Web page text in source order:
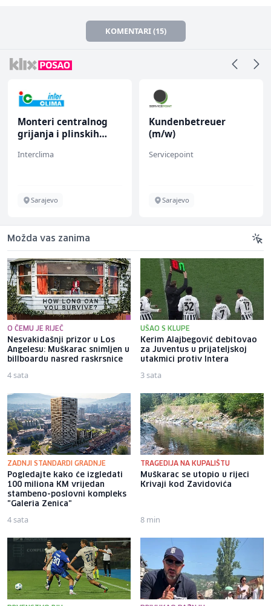
KOMENTARI (15)
Monteri centralnog
grijanja i plinskih
Interclima
Sarajevo
Kundenbetreuer
(m/w)
Servicepoint
Sarajevo
Možda vas zanima
O ČEMU JE RIJEČ
Nesvakidašnji prizor u Los
Angelesu: Muškarac snimljen u
billboardu nasred raskrsnice
4 sata
UŠAO S KLUPE
Kerim Alajbegović debitovao
za Juventus u prijateljskoj
utakmici protiv Intera
3 sata
ZADNJI STANDARDI GRADNJE
Pogledajte kako će izgledati
100 miliona KM vrijedan
stambeno-poslovni kompleks
"Galeria Zenica"
4 sata
TRAGEDIJA NA KUPALIŠTU
Muškarac se utopio u rijeci
Krivaji kod Zavidovića
8 min